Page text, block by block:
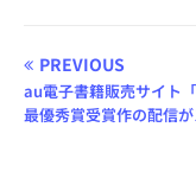
PREVIOUS
au電子書籍販売サイト
最優秀賞受賞作の配信が